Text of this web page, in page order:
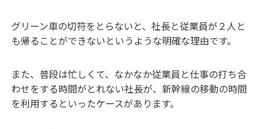
グリーン車の切符をとらないと、社長と従業員が２人と
も帰ることができないというような明確な理由です。
また、普段は忙しくて、なかなか従業員と仕事の打ち合
わせをする時間がとれない社長が、新幹線の移動の時間
を利用するといったケースがあります。